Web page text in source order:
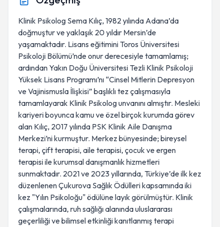
Klinik Psikolog Sema Kılıç, 1982 yılında Adana’da
doğmuştur ve yaklaşık 20 yıldır Mersin’de
yaşamaktadır. Lisans eğitimini Toros Üniversitesi
Psikoloji Bölümü’nde onur derecesiyle tamamlamış;
ardından Yakın Doğu Üniversitesi Tezli Klinik Psikoloji
Yüksek Lisans Programı’nı “Cinsel Mitlerin Depresyon
ve Vajinismusla İlişkisi” başlıklı tez çalışmasıyla
tamamlayarak Klinik Psikolog unvanını almıştır. Mesleki
kariyeri boyunca kamu ve özel birçok kurumda görev
alan Kılıç, 2017 yılında PSK Klinik Aile Danışma
Merkezi’ni kurmuştur. Merkez bünyesinde; bireysel
terapi, çift terapisi, aile terapisi, çocuk ve ergen
terapisi ile kurumsal danışmanlık hizmetleri
sunmaktadır. 2021 ve 2023 yıllarında, Türkiye’de ilk kez
düzenlenen Çukurova Sağlık Ödülleri kapsamında iki
kez "Yılın Psikoloğu" ödülüne layık görülmüştür. Klinik
çalışmalarında, ruh sağlığı alanında uluslararası
geçerliliği ve bilimsel etkinliği kanıtlanmış terapi